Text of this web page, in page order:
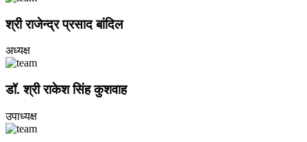
श्री राजेन्द्र प्रसाद बांदिल
अध्यक्ष
डॉ. श्री राकेश सिंह कुशवाह
उपाध्यक्ष